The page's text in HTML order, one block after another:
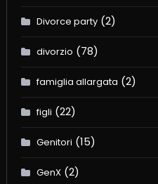
Divorce party(2)
divorzio (78)
famiglia allargata (2)
figli (22)
Genitori (15)
GenX(2)